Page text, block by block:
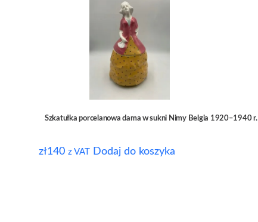
Szkatułka porcelanowa dama w sukni Nimy Belgia 1920–1940 r.
zł140 z VAT Dodaj do koszyka